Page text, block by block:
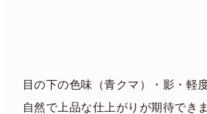
目の下の色味（青クマ）・影・軽
自然で上品な仕上がりが期待できま